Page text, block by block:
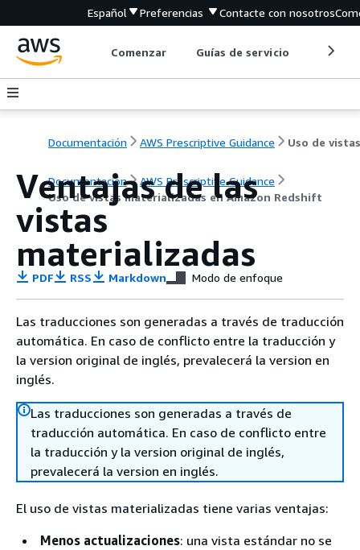
Español Preferencias Contacte con nosotros
Comenzar Guías de servicio
Documentación AWS Prescriptive Guidance
Documentación
AWS Prescriptive Guidance
Uso de vistas materializadas en Amazon Redshift
Ventajas de las
vistas
materializadas
PDF RSS Markdown Modo de enfoque
Las traducciones son generadas a través de traducción
automática. En caso de conflicto entre la traducción y
la version original de inglés, prevalecerá la version en
inglés.
Las traducciones son generadas a través de
traducción automática. En caso de conflicto entre
la traducción y la version original de inglés,
prevalecerá la version en inglés.
El uso de vistas materializadas tiene varias ventajas:
Menos actualizaciones: una vista estándar no se